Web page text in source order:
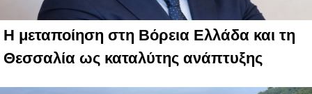
Η μεταποίηση στη Βόρεια Ελλάδα και τη
Θεσσαλία ως καταλύτης ανάπτυξης